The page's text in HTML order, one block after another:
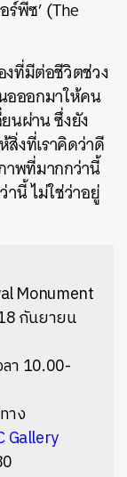
ร์พีซ’ (The
งที่มีต่อชีวิตช่วง
อออกมาให้คน
นผ่าน ซึ่งยัง
สิ่งที่เราคิดว่าดี
าพที่มากกว่านี้
านี้ ไม่ใช่ว่าอยู่
Monument
กันยายน
ลา 10.00-
ทาง
Gallery